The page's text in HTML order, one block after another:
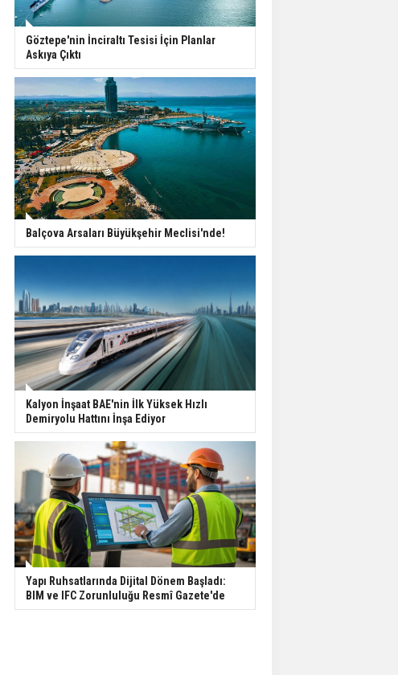
ABD'de İnşaat
Harcamaları Geriledi
Tercih Döneminde
Barınma Telaşı Başladı
Göztepe'nin İnciraltı Tesisi İçin Planlar
Askıya Çıktı
Balçova Arsaları Büyükşehir Meclisi'nde!
Kalyon İnşaat BAE'nin İlk Yüksek Hızlı
Demiryolu Hattını İnşa Ediyor
Yapı Ruhsatlarında Dijital Dönem Başladı:
BIM ve IFC Zorunluluğu Resmî Gazete'de